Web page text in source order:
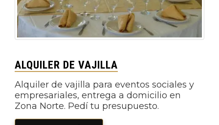
ALQUILER DE VAJILLA
Alquiler de vajilla para eventos sociales y
empresariales, entrega a domicilio en
Zona Norte. Pedí tu presupuesto.